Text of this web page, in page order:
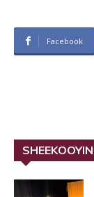
Facebook
SHEEKOOYIN